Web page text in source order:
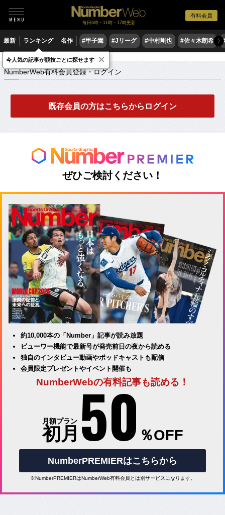
有料会員
毎日6時・11時・17時更新
最新 ランキング 名作 #甲子園 #Jリーグ #中村剛也 #佐々木朗希 〉
NumberWeb有料会員登録・ログイン
NumberWeb有料会員登録・ログイン
既存会員の方はこちらからログイン
ぜひご検討ください！
約10,000本の「Number」記事が読み放題
ビューワー機能で最新号が発売前日の夜から読める
独自のインタビュー動画やポッドキャストも配信
会員限定プレゼントやイベント開催も
NumberWebの有料記事も読める！
月額プラン
初月 50 ％OFF
NumberPREMIERはこちらから
※NumberPREMIERはNumberWeb有料会員とは別サービスになります。
今人気の記事が競技ごとに探せます ×